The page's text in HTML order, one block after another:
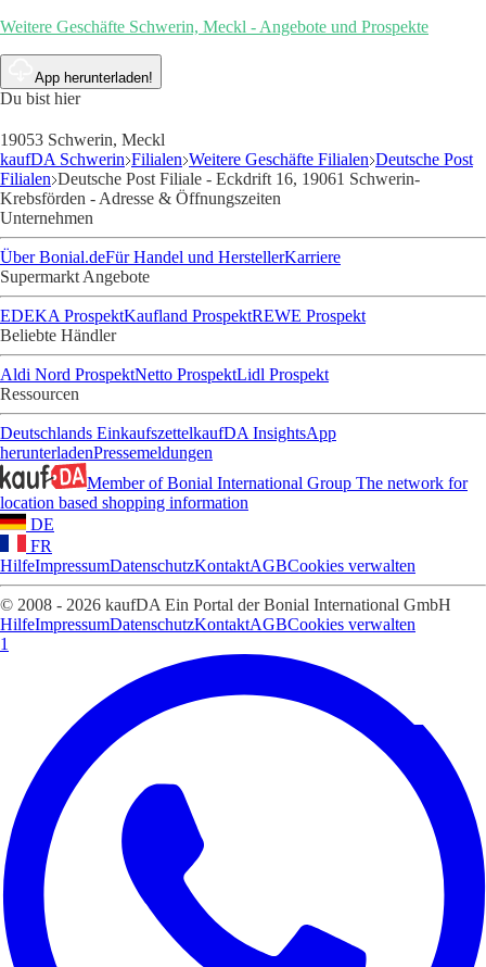
Weitere Geschäfte Schwerin, Meckl - Angebote und Prospekte
App herunterladen!
Du bist hier
19053 Schwerin, Meckl
kaufDA Schwerin Filialen Weitere Geschäfte Filialen Deutsche Post
Filialen Deutsche Post Filiale - Eckdrift 16, 19061 Schwerin-
Krebsförden - Adresse & Öffnungszeiten
Unternehmen
Über Bonial.deFür Handel und HerstellerKarriere
Supermarkt Angebote
EDEKA ProspektKaufland ProspektREWE Prospekt
Beliebte Händler
Aldi Nord ProspektNetto ProspektLidl Prospekt
Ressourcen
Deutschlands EinkaufszettelkaufDA InsightsApp
herunterladenPressemeldungen
Member of Bonial International Group The network for
location based shopping information
DE
FR
HilfeImpressumDatenschutzKontaktAGBCookies verwalten
© 2008 - 2026 kaufDA Ein Portal der Bonial International GmbH
HilfeImpressumDatenschutzKontaktAGBCookies verwalten
1